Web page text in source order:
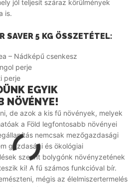
jól teljesít száraz körülmények
is.
SAVER 5 KG ÖSSZETÉTEL:
– Nádképű csenkesz
perje
perje
EGYIK
NÖVÉNYE!
de azok a kis fű növények, melyek
a Föld legfontosabb növényei
nemcsak mezőgazdasági
gazdasági és ökológiai
szerint bolygónk növényzetének
ki! A fű számos funkcióval bír.
mégis az élelmiszertermelés